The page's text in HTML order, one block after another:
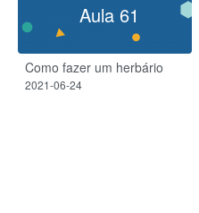
Aula 61
Como fazer um herbário
2021-06-24